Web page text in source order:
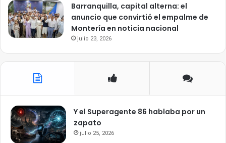
Barranquilla, capital alterna: el
anuncio que convirtió el empalme de
Montería en noticia nacional
julio 23, 2026
Y el Superagente 86 hablaba por un
zapato
julio 25, 2026